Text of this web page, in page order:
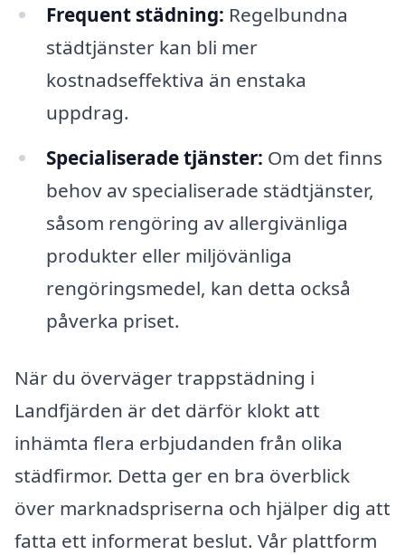
Frequent städning: Regelbundna
städtjänster kan bli mer
kostnadseffektiva än enstaka
uppdrag.
Specialiserade tjänster: Om det finns
behov av specialiserade städtjänster,
såsom rengöring av allergivänliga
produkter eller miljövänliga
rengöringsmedel, kan detta också
påverka priset.
När du överväger trappstädning i
Landfjärden är det därför klokt att
inhämta flera erbjudanden från olika
städfirmor. Detta ger en bra överblick
över marknadspriserna och hjälper dig att
fatta ett informerat beslut. Vår plattform